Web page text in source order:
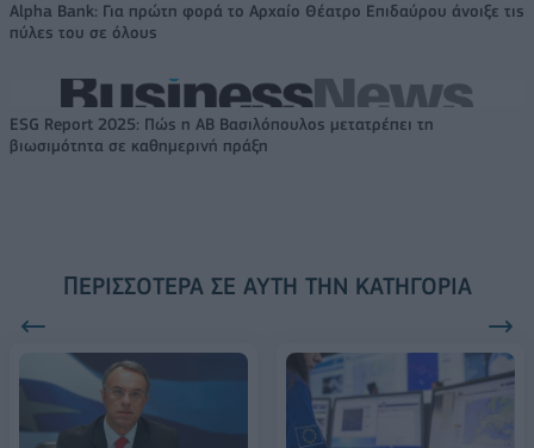
Alpha Bank: Για πρώτη φορά το Αρχαίο Θέατρο Επιδαύρου άνοιξε τις
πύλες του σε όλους
ESG Report 2025: Πώς η ΑΒ Βασιλόπουλος μετατρέπει τη
βιωσιμότητα σε καθημερινή πράξη
ΠΕΡΙΣΣΌΤΕΡΑ ΣΕ ΑΥΤΉ ΤΗΝ ΚΑΤΗΓΟΡΊΑ